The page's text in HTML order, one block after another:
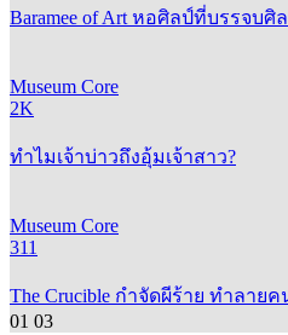
Baramee of Art หอศิลป์ที่บรรจบ
Museum Core
2K
ทำไมเจ้าบ่าวถึงอุ้มเจ้าสาว?
Museum Core
311
The Crucible กำจัดผีร้าย ทำลายค
01 03